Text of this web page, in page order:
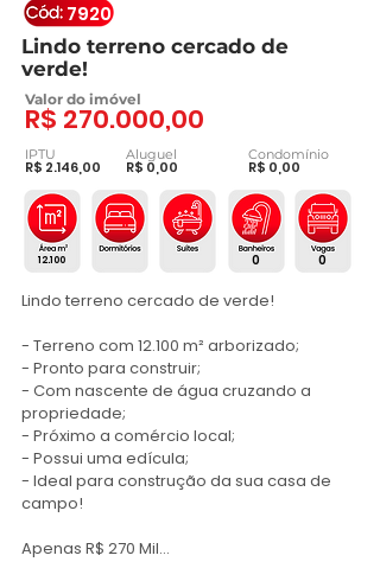
7920
Lindo terreno cercado de
verde!
Valor do imóvel
R$ 270.000,00
IPTU
R$ 2.146,00
Aluguel
R$ 0,00
Condomínio
R$ 0,00
0 0
12.100
Lindo terreno cercado de verde!
- Terreno com 12.100 m² arborizado;
- Pronto para construir;
- Com nascente de água cruzando a
propriedade;
- Próximo a comércio local;
- Possui uma edícula;
- Ideal para construção da sua casa de
campo!
Apenas R$ 270 Mil